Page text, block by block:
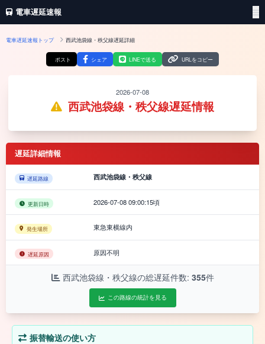
電車遅延速報
電車遅延速報トップ 西武池袋線・秩父線遅延詳細
ポスト シェア LINEで送る URLをコピー
2026-07-08
西武池袋線・秩父線遅延情報
遅延詳細情報
遅延路線 西武池袋線・秩父線
更新日時 2026-07-08 09:00:15頃
発生場所 東急東横線内
遅延原因 原因不明
西武池袋線・秩父線の総遅延件数: 355件
この路線の統計を見る
振替輸送の使い方